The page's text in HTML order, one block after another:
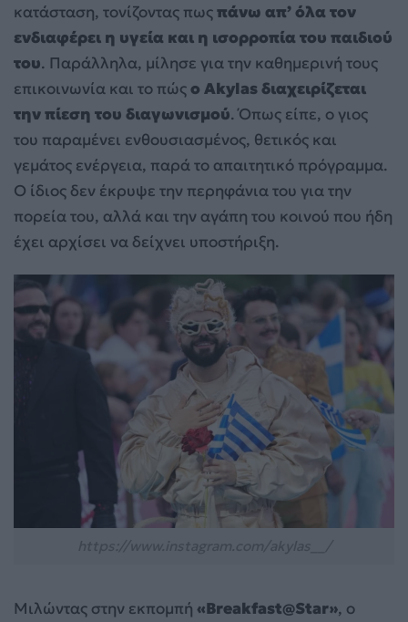
κατάσταση, τονίζοντας πωςπάνω απ’ όλα τον
ενδιαφέρει η υγεία και η ισορροπία του παιδιού
του. Παράλληλα, μίλησε για την καθημερινή τους
επικοινωνία και το πώςο Akylas διαχειρίζεται
την πίεση του διαγωνισμού. Όπως είπε, ο γιος
του παραμένει ενθουσιασμένος, θετικός και
γεμάτος ενέργεια, παρά το απαιτητικό πρόγραμμα.
Ο ίδιος δεν έκρυψε την περηφάνια του για την
πορεία του, αλλά και την αγάπη του κοινού που ήδη
έχει αρχίσει να δείχνει υποστήριξη.
Μιλώντας στην εκπομπή «Breakfast@Star», ο